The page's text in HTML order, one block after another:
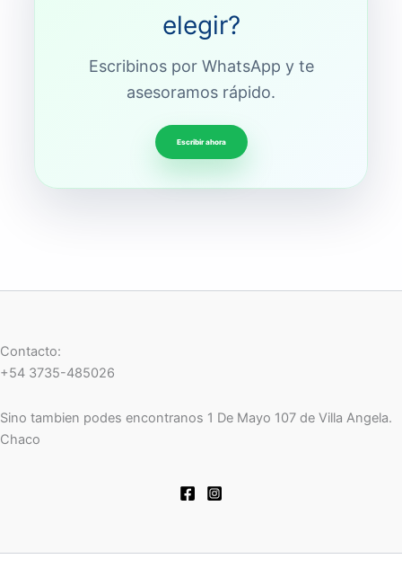
elegir?
Escribinos por WhatsApp y te
asesoramos rápido.
Escribir ahora
Contacto:
+54 3735-485026
Sino tambien podes encontranos 1 De Mayo 107 de Villa Angela.
Chaco